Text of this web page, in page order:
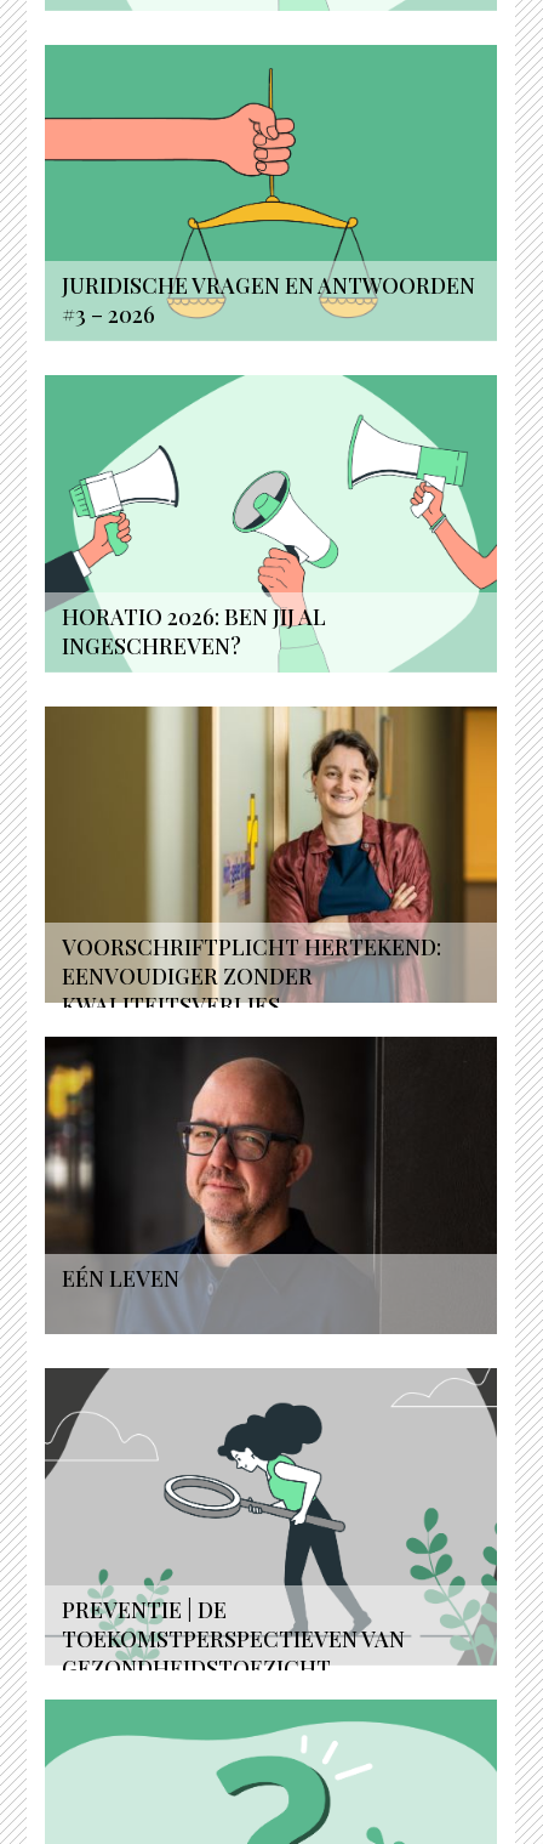
JURIDISCHE VRAGEN EN ANTWOORDEN
#3 – 2026
HORATIO 2026: BEN JIJ AL
INGESCHREVEN?
VOORSCHRIFTPLICHT HERTEKEND:
EENVOUDIGER ZONDER
KWALITEITSVERLIES...
EÉN LEVEN
PREVENTIE | DE
TOEKOMSTPERSPECTIEVEN VAN
GEZONDHEIDSTOEZICHT...